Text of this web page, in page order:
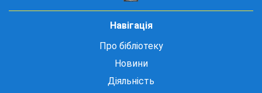
Навігація
Про бібліотеку
Новини
Діяльність